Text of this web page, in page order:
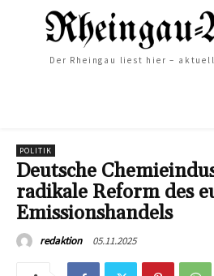
Der Rheingau liest hier –
POLITIK
Deutsche
radikale Reform des
Emissionshandels
redaktion 05.11.2025